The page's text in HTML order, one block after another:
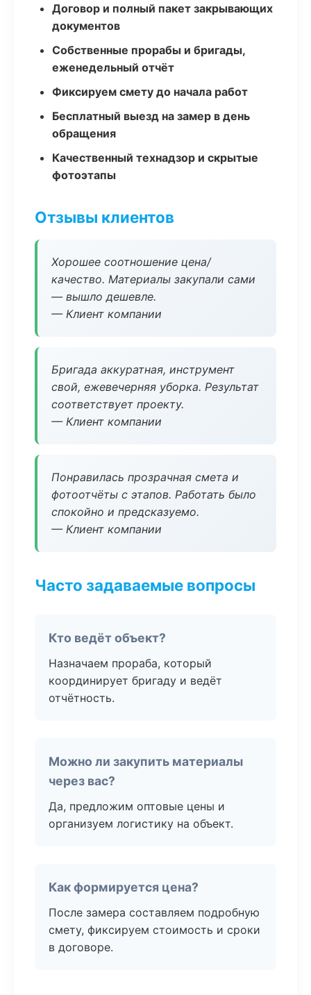
Договор и полный пакет закрывающих
документов
Собственные прорабы и бригады,
еженедельный отчёт
Фиксируем смету до начала работ
Бесплатный выезд на замер в день
обращения
Качественный технадзор и скрытые
фотоэтапы
Отзывы клиентов
Хорошее соотношение цена/
качество. Материалы закупали сами
— вышло дешевле.
— Клиент компании
Бригада аккуратная, инструмент
свой, ежевечерняя уборка. Результат
соответствует проекту.
— Клиент компании
Понравилась прозрачная смета и
фотоотчёты с этапов. Работать было
спокойно и предсказуемо.
— Клиент компании
Часто задаваемые вопросы
Кто ведёт объект?
Назначаем прораба, который
координирует бригаду и ведёт
отчётность.
Можно ли закупить материалы
через вас?
Да, предложим оптовые цены и
организуем логистику на объект.
Как формируется цена?
После замера составляем подробную
смету, фиксируем стоимость и сроки
в договоре.